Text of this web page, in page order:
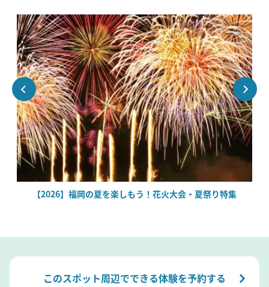
【2026】福岡の夏を楽しもう！花火大会・夏祭り特集
このスポット周辺でできる体験を予約する